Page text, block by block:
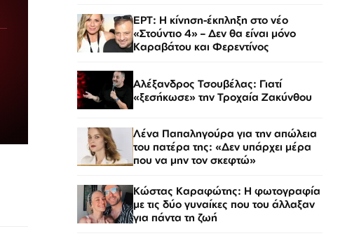
ΕΡΤ: Η κίνηση-έκπληξη στο νέο
«Στούντιο 4» – Δεν θα είναι μόνο
Καραβάτου και Φερεντίνος
Αλέξανδρος Τσουβέλας: Γιατί
«ξεσήκωσε» την Τροχαία Ζακύνθου
Λένα Παπαληγούρα για την απώλεια
του πατέρα της: «Δεν υπάρχει μέρα
που να μην τον σκεφτώ»
Κώστας Καραφώτης: Η φωτογραφία
με τις δύο γυναίκες που του άλλαξαν
για πάντα τη ζωή